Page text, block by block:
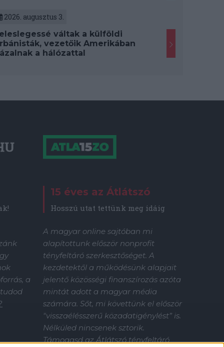
2026. augusztus 3.
váltak a külföldi
vezetőik Amerikában
a hálózattal
a
15 éves az Átlátszó
Hosszú utat tettünk meg idáig
A magyar online sajtóban mi
alapítottunk először nonprofit
tényfeltáró szerkesztőséget. A
kezdetektől a működésünk alapjait
jelentő közösségi finanszírozás azóta
mintát adott a magyar média
számára. Sőt, mi követtünk el először
"visszaélésszerű közadatigénylést” is.
Nélküled nincsenek sztorik.
Támogasd az Átlátszó tényfeltáró